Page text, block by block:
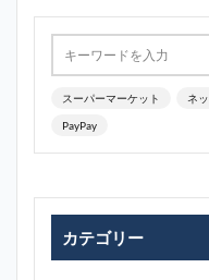
スーパーマーケット ネ
PayPay
カテゴリー